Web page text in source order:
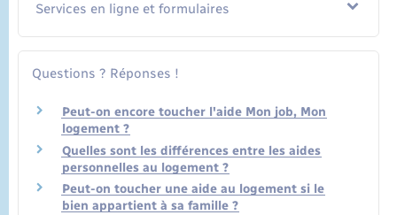
Services en ligne et formulaires
Questions ? Réponses !
Peut-on encore toucher l'aide Mon job, Mon
logement ?
Quelles sont les différences entre les aides
personnelles au logement ?
Peut-on toucher une aide au logement si le
bien appartient à sa famille ?